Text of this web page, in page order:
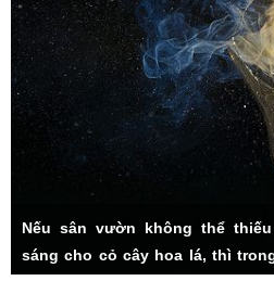
Nếu sân vườn không thể
sáng cho cỏ cây hoa lá, thì